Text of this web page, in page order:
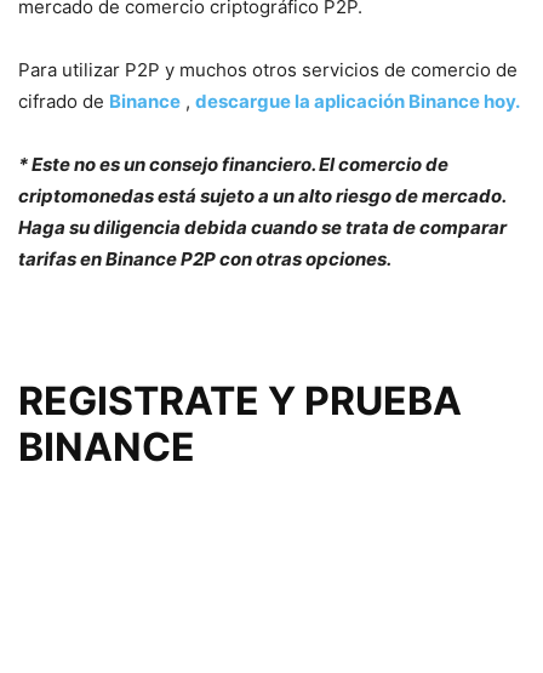
mercado de comercio criptográfico P2P.
Para utilizar P2P y muchos otros servicios de comercio de
cifrado de Binance , descargue la aplicación Binance hoy.
* Este no es un consejo financiero. El comercio de
criptomonedas está sujeto a un alto riesgo de mercado.
Haga su diligencia debida cuando se trata de comparar
tarifas en Binance P2P con otras opciones.
REGISTRATE Y PRUEBA
BINANCE